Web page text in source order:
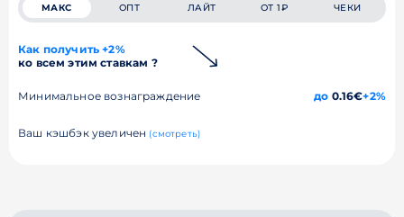
МАКС ОПТ ЛАЙТ ОТ 1₽ ЧЕКИ
Как получить +2%
ко всем этим ставкам ?
Минимальное вознаграждение до 0.16€+2%
Ваш кэшбэк увеличен (смотреть)